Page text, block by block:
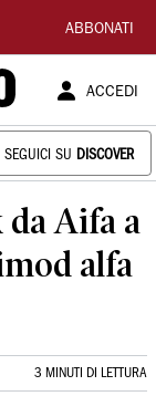
ABBONATI
ACCEDI
SEGUICI SU DISCOVER
Aifa a
alfa
3 MINUTI DI LETTURA